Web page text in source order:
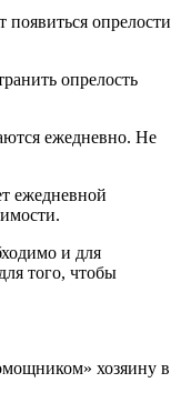
опрелости
опрелость
ежедневно. Не
ежедневной
и для
того, чтобы
хозяину в